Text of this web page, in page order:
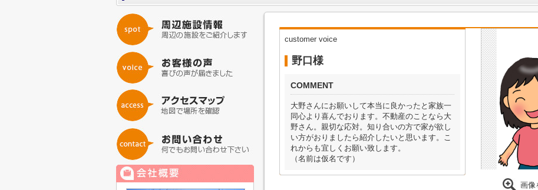
customer voice
野口様
COMMENT
大野さんにお願いして本当に良かったと家族一
同心より喜んでおります。不動産のことなら大
野さん。親切な応対。知り合いの方で家が欲し
い方がおりましたら紹介したいと思います。こ
れからも宜しくお願い致します。
（名前は仮名です）
画像